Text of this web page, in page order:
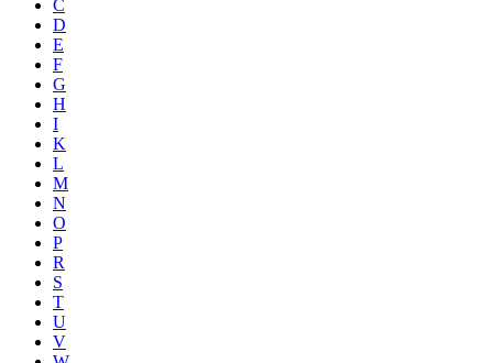
C
D
E
F
G
H
I
K
L
M
N
O
P
R
S
T
U
V